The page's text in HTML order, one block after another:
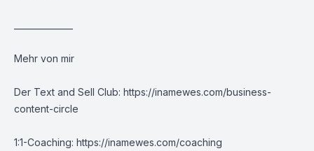
Mehr von mir
Der Text and Sell Club: https://inamewes.com/business-
content-circle
1:1-Coaching: https://inamewes.com/coaching